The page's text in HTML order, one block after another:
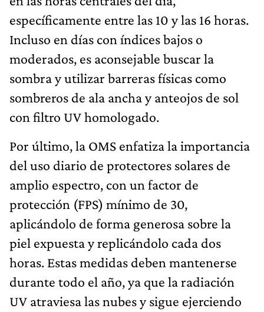
específicamente entre las 10 y las 16 horas.
Incluso en días con índices bajos o
moderados, es aconsejable buscar la
sombra y utilizar barreras físicas como
sombreros de ala ancha y anteojos de sol
con filtro UV homologado.
Por último, la OMS enfatiza la importancia
del uso diario de protectores solares de
amplio espectro, con un factor de
protección (FPS) mínimo de 30,
aplicándolo de forma generosa sobre la
piel expuesta y replicándolo cada dos
horas. Estas medidas deben mantenerse
durante todo el año, ya que la radiación
UV atraviesa las nubes y sigue ejerciendo